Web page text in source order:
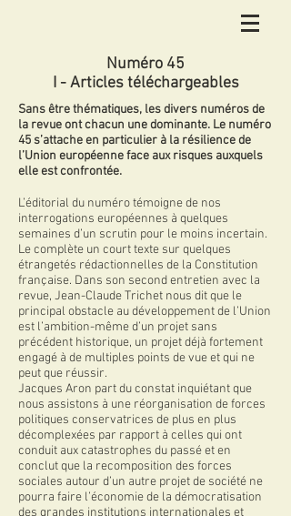
Numéro 45
I - Articles téléchargeables
Sans être thématiques, les divers numéros de
la revue ont chacun une dominante. Le numéro
45 s’attache en particulier à la résilience de
l’Union européenne face aux risques auxquels
elle est confrontée.
L’éditorial du numéro témoigne de nos
interrogations européennes à quelques
semaines d’un scrutin pour le moins incertain.
Le complète un court texte sur quelques
étrangetés rédactionnelles de la Constitution
française. Dans son second entretien avec la
revue, Jean-Claude Trichet nous dit que le
principal obstacle au développement de l’Union
est l’ambition-même d’un projet sans
précédent historique, un projet déjà fortement
engagé à de multiples points de vue et qui ne
peut que réussir.
Jacques Aron part du constat inquiétant que
nous assistons à une réorganisation de forces
politiques conservatrices de plus en plus
décomplexées par rapport à celles qui ont
conduit aux catastrophes du passé et en
conclut que la recomposition des forces
sociales autour d’un autre projet de société ne
pourra faire l’économie de la démocratisation
des grandes institutions internationales et